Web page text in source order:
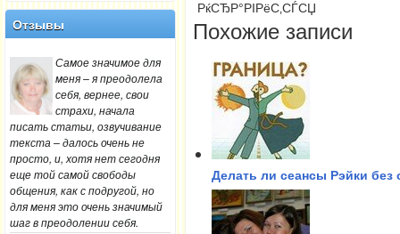
Отзывы
Самое значимое для
меня – я преодолела
себя, вернее, свои
страхи, начала
писать статьи, озвучивание
текста – далось очень не
просто, и, хотя нет сегодня
еще той самой свободы
общения, как с подругой, но
для меня это очень значимый
шаг в преодолении себя.
РќСЂР°РІРёС‚СЃСЏ
Похожие записи
Делать ли сеансы Рэйки без